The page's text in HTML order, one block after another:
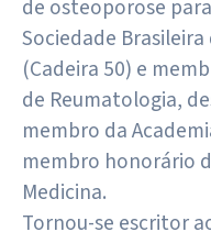
de osteoporose
Sociedade
(Cadeira 50) e
de Reumatologia,
membro da
membro honorário
Medicina.
Tornou-se escritor